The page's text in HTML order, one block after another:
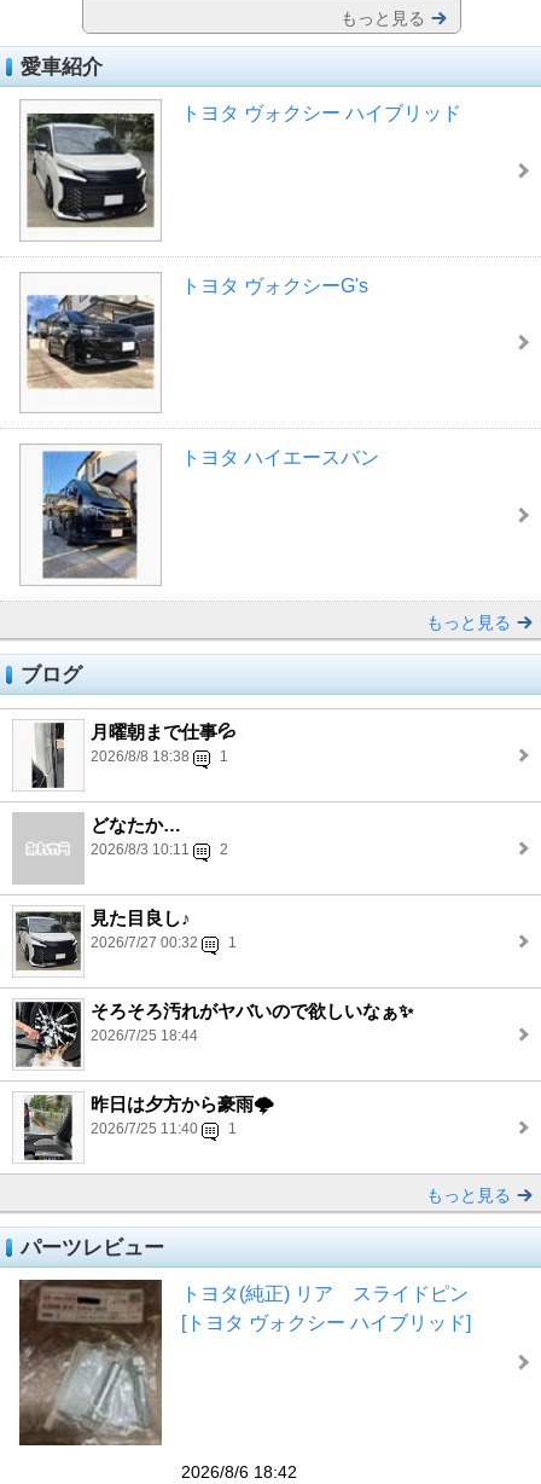
もっと見る
愛車紹介
トヨタ ヴォクシー ハイブリッド
トヨタ ヴォクシーG's
トヨタ ハイエースバン
もっと見る
ブログ
月曜朝まで仕事💦
2026/8/8 18:38 1
どなたか…
2026/8/3 10:11 2
見た目良し♪
2026/7/27 00:32 1
そろそろ汚れがヤバいので欲しいなぁ✨
2026/7/25 18:44
昨日は夕方から豪雨🌩️
2026/7/25 11:40 1
もっと見る
パーツレビュー
トヨタ(純正) リア スライドピン
[トヨタ ヴォクシー ハイブリッド]
2026/8/6 18:42